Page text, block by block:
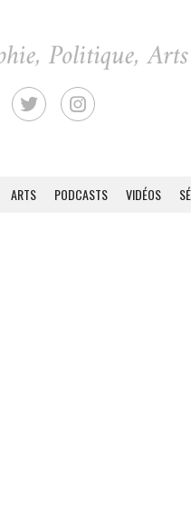
ARTS PODCASTS VIDÉOS